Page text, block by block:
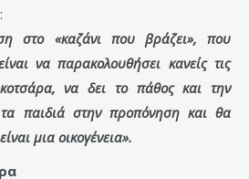
στο «καζάνι που βράζει», που
να παρακολουθήσει κανείς τις
να δει το πάθος και την
παιδιά στην προπόνηση και θα
μια οικογένεια».